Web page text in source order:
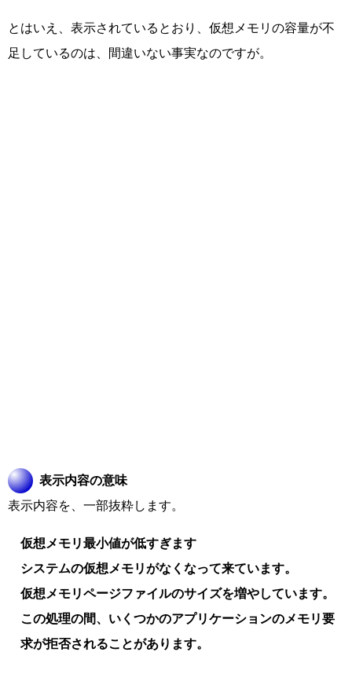
とはいえ、表示されているとおり、仮想メモリの容量が不
足しているのは、間違いない事実なのですが。
表示内容の意味
表示内容を、一部抜粋します。
仮想メモリ最小値が低すぎます
システムの仮想メモリがなくなって来ています。
仮想メモリページファイルのサイズを増やしています。
この処理の間、いくつかのアプリケーションのメモリ要
求が拒否されることがあります。